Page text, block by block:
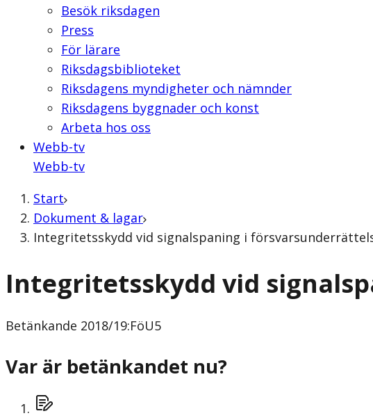
Besök riksdagen
Press
För lärare
Riksdagsbiblioteket
Riksdagens myndigheter och nämnder
Riksdagens byggnader och konst
Arbeta hos oss
Webb-tv
Webb-tv
Start
Dokument & lagar
Integritetsskydd vid signalspaning i
Integritetsskydd vid
Betänkande 2018/19:FöU5
Var är betänkandet nu?